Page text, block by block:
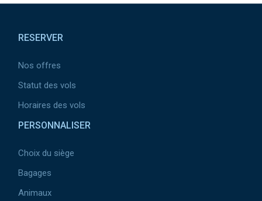
RESERVER
Nos offres
Statut des vols
Horaires des vols
PERSONNALISER
Choix du siège
Bagages
Animaux